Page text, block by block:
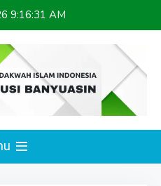
9:16:32 AM